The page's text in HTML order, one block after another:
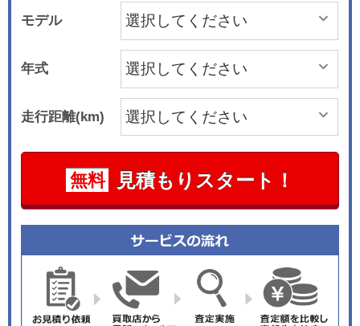
モデル
年式
走行距離(km)
無料 見積もりスタート！